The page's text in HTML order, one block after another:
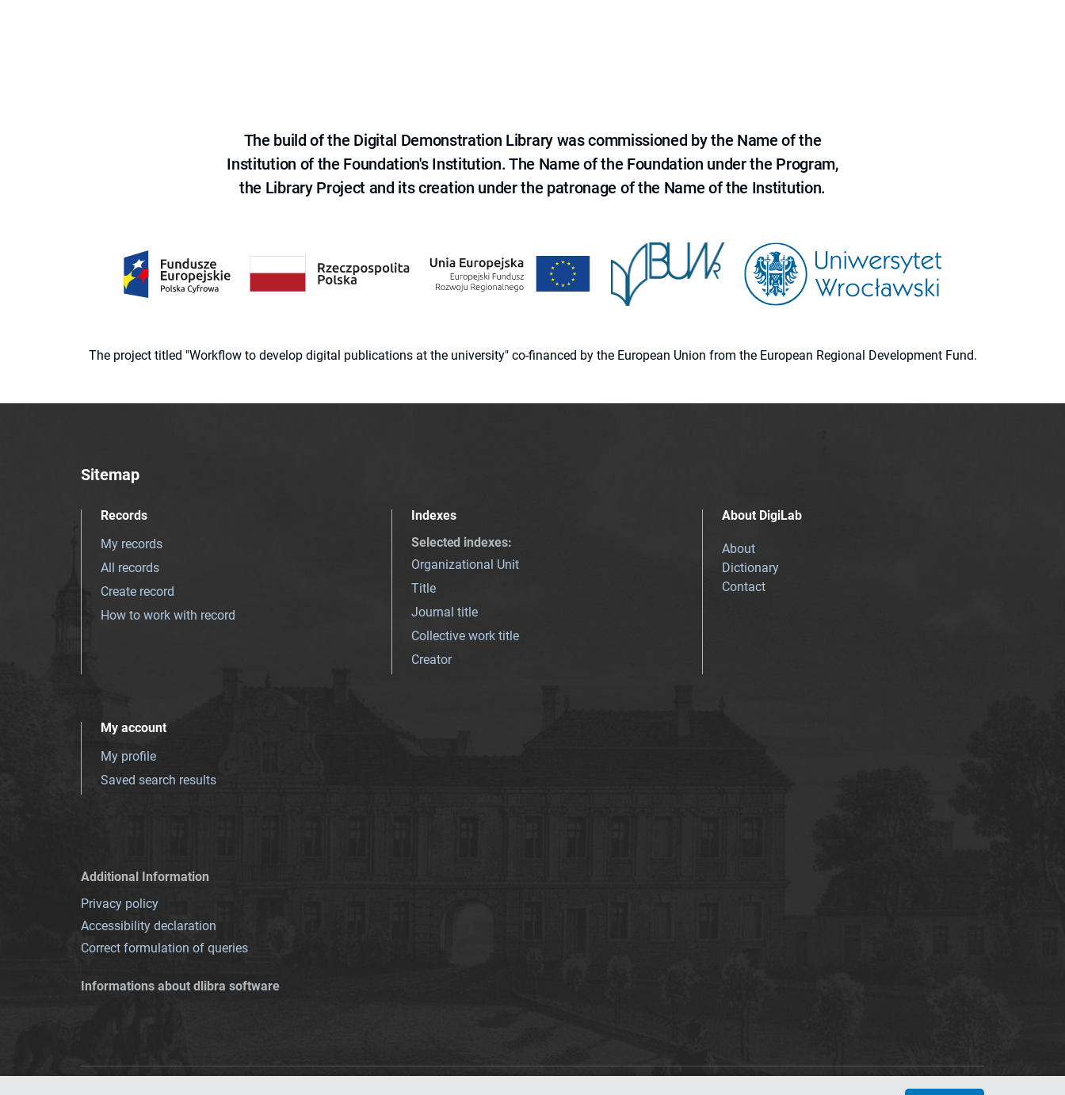
The build of the Digital Demonstration Library was commissioned by the Name of the
Institution of the Foundation's Institution. The Name of the Foundation under the Program,
the Library Project and its creation under the patronage of the Name of the Institution.
The project titled "Workflow to develop digital publications at the university" co-financed by the European Union from the European Regional Development Fund.
Sitemap
Records
My records
All records
Create record
How to work with record
Indexes
Selected indexes:
Organizational Unit
Title
Journal title
Collective work title
Creator
About DigiLab
About
Dictionary
Contact
My account
My profile
Saved search results
Additional Information
Privacy policy
Accessibility declaration
Correct formulation of queries
Informations about dlibra software